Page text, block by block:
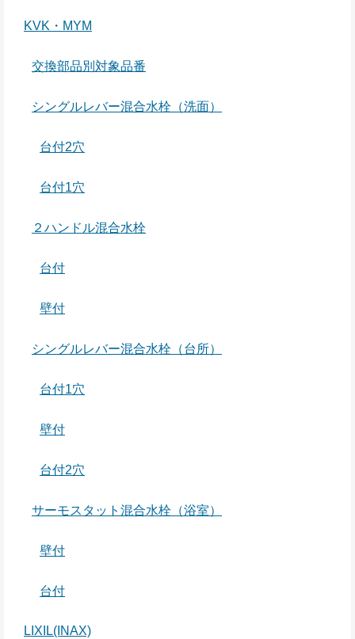
KVK・MYM
交換部品別対象品番
シングルレバー混合水栓（洗面）
台付2穴
台付1穴
２ハンドル混合水栓
台付
壁付
シングルレバー混合水栓（台所）
台付1穴
壁付
台付2穴
サーモスタット混合水栓（浴室）
壁付
台付
LIXIL(INAX)